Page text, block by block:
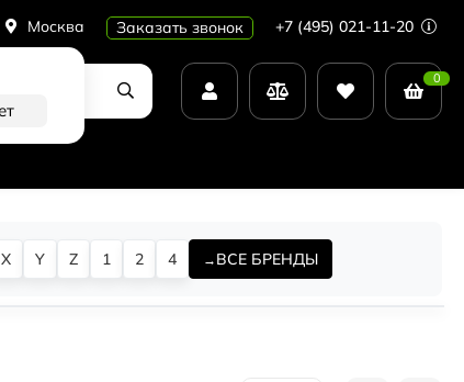
Москва Заказать звонок +7 (495) 021-11-20
0
X Y Z 1 2 4 ВСЕ БРЕНДЫ